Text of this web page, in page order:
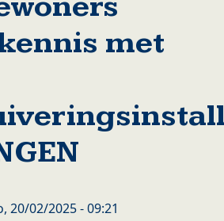
met
20/02/2025 - 09:21